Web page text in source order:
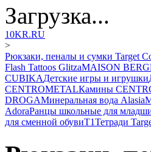
Загрузка...
10KR.RU
>
Рюкзаки, пеналы и сумки Target
Flash Tattoos GlitzaMAISON
CUBIKAДетские игры и игрушки
CENTROMETALКамины
DROGAМинеральная вода Alasia
AdoraРанцы школьные для
для сменной обувиТ1Тетради